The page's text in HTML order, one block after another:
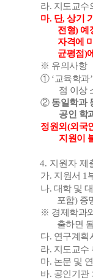
라. 지도교수
마. 단,상기
전형)예
자격에
균평점)
※ 유의사항
① ‘교육학과’
점 이상
② 동일학과
공인 학
정원외(외국
지원이
4. 지원자 제
가. 지원서 1
나. 대학 및
포함) 증
※ 경제학과
출하면 됨
다. 연구계획
라. 지도교수
마. 논문 및
바. 공인기관